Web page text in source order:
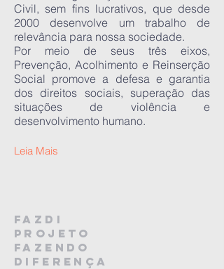
Civil, sem fins lucrativos, que desde
2000 desenvolve um trabalho de
relevância para nossa sociedade.
Por meio de seus três eixos,
Prevenção, Acolhimento e Reinserção
Social promove a defesa e garantia
dos direitos sociais, superação das
situações de violência e
desenvolvimento humano.
Leia Mais
FAZDI
projeto
fazendo
diferença